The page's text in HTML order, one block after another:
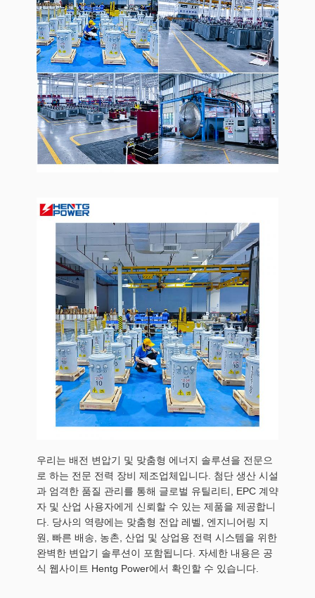
우리는 배전 변압기 및 맞춤형 에너지 솔루션을 전문으
로 하는 전문 전력 장비 제조업체입니다. 첨단 생산 시설
과 엄격한 품질 관리를 통해 글로벌 유틸리티, EPC 계약
자 및 산업 사용자에게 신뢰할 수 있는 제품을 제공합니
다. 당사의 역량에는 맞춤형 전압 레벨, 엔지니어링 지
원, 빠른 배송, 농촌, 산업 및 상업용 전력 시스템을 위한
완벽한 변압기 솔루션이 포함됩니다. 자세한 내용은 공
식 웹사이트 Hentg Power에서 확인할 수 있습니다.